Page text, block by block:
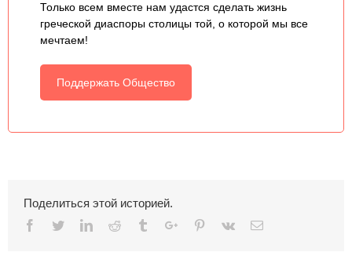
Только всем вместе нам удастся сделать жизнь
греческой диаспоры столицы той, о которой мы все
мечтаем!
Поддержать Общество
Поделиться этой историей.
Facebook
TwitterLinkedinReddit TumblrGoogle+Pinterest
Vk Email